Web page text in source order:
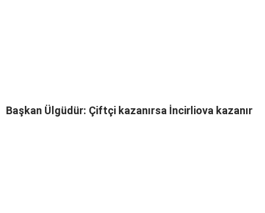
Başkan Ülgüdür: Çiftçi kazanırsa İncirliova kazanır